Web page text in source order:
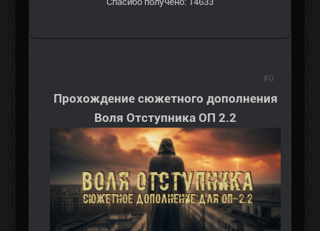
Прохождение сюжетного дополнения
Воля Отступника ОП 2.2
#0